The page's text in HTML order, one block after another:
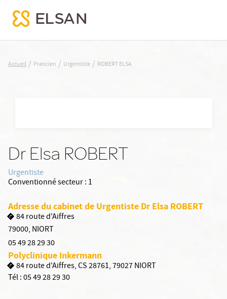
ROBERT ELSA
Accueil / Praticien / Urgentiste / ROBERT ELSA
Dr Elsa ROBERT
Urgentiste
Conventionné secteur : 1
Adresse du cabinet de Urgentiste Dr Elsa ROBERT
84 route d'Aiffres
79000, NIORT
05 49 28 29 30
Polyclinique Inkermann
84 route d'Aiffres, CS 28761, 79027 NIORT
Tél :05 49 28 29 30